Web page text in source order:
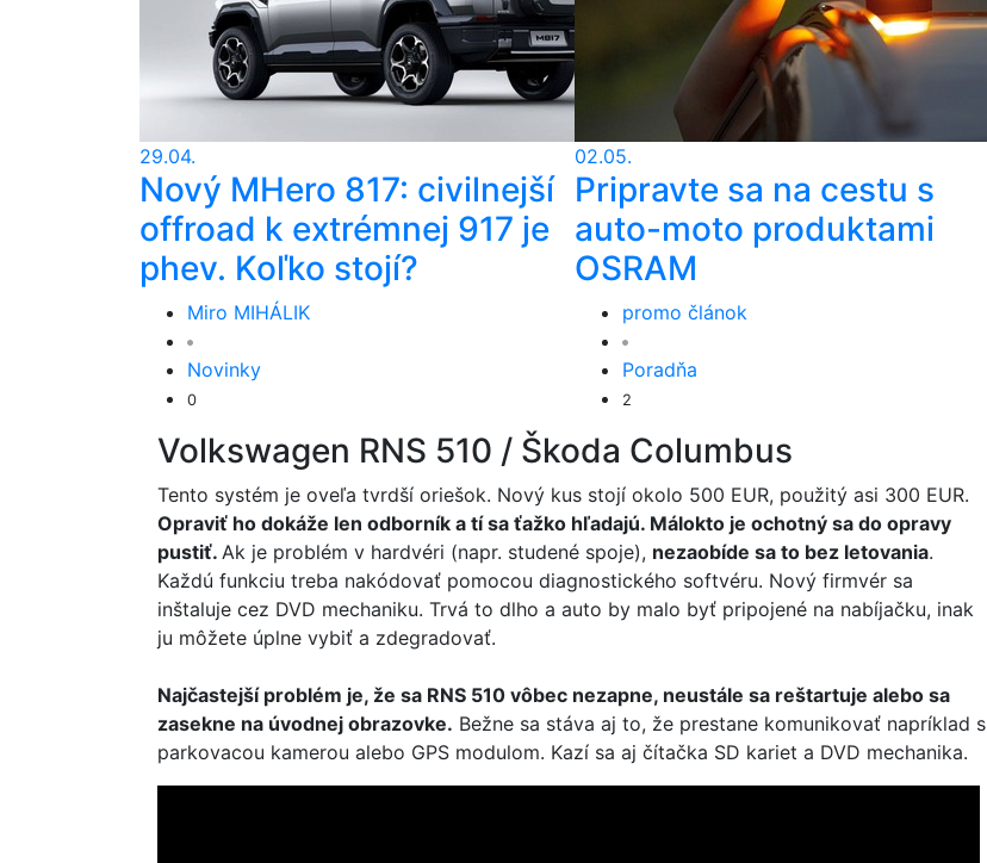
29.04.
Nový MHero 817: civilnejší
offroad k extrémnej 917 je
phev. Koľko stojí?
Miro MIHÁLIK
Novinky
0
02.05.
Pripravte sa na cestu s
auto-moto produktami
OSRAM
promo článok
Poradňa
2
Volkswagen RNS 510 / Škoda Columbus
Tento systém je oveľa tvrdší oriešok. Nový kus stojí okolo 500 EUR, použitý asi 300 EUR.
Opraviť ho dokáže len odborník a tí sa ťažko hľadajú. Málokto je ochotný sa do opravy
pustiť. Ak je problém v hardvéri (napr. studené spoje), nezaobíde sa to bez letovania.
Každú funkciu treba nakódovať pomocou diagnostického softvéru. Nový firmvér sa
inštaluje cez DVD mechaniku. Trvá to dlho a auto by malo byť pripojené na nabíjačku, inak
ju môžete úplne vybiť a zdegradovať.
Najčastejší problém je, že sa RNS 510 vôbec nezapne, neustále sa reštartuje alebo sa
zasekne na úvodnej obrazovke. Bežne sa stáva aj to, že prestane komunikovať napríklad s
parkovacou kamerou alebo GPS modulom. Kazí sa aj čítačka SD kariet a DVD mechanika.